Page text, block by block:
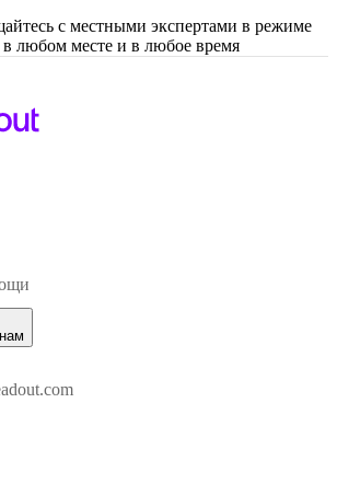
с местными экспертами в режиме
в любом месте и в любое время